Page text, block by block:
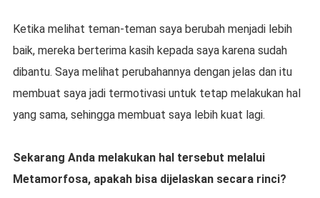
Ketika melihat teman-teman saya berubah menjadi lebih
baik, mereka berterima kasih kepada saya karena sudah
dibantu. Saya melihat perubahannya dengan jelas dan itu
membuat saya jadi termotivasi untuk tetap melakukan hal
yang sama, sehingga membuat saya lebih kuat lagi.
Sekarang Anda melakukan hal tersebut melalui
Metamorfosa, apakah bisa dijelaskan secara rinci?